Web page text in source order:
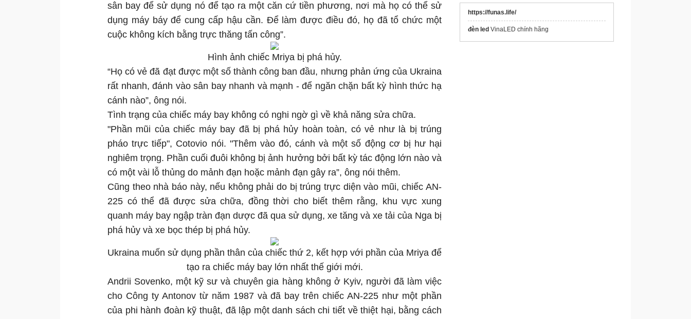
sân bay để sử dụng nó để tạo ra một căn cứ tiền phương, nơi mà họ có thể sử
dụng máy báy để cung cấp hậu cần. Để làm được điều đó, họ đã tổ chức một
cuộc không kích bằng trực thăng tấn công”.
Hình ảnh chiếc Mriya bị phá hủy.
“Họ có vẻ đã đạt được một số thành công ban đầu, nhưng phản ứng của Ukraina
rất nhanh, đánh vào sân bay nhanh và mạnh - để ngăn chặn bất kỳ hình thức hạ
cánh nào”, ông nói.
Tình trạng của chiếc máy bay không có nghi ngờ gì về khả năng sửa chữa.
"Phần mũi của chiếc máy bay đã bị phá hủy hoàn toàn, có vẻ như là bị trúng
pháo trực tiếp", Cotovio nói. "Thêm vào đó, cánh và một số động cơ bị hư hại
nghiêm trọng. Phần cuối đuôi không bị ảnh hưởng bởi bất kỳ tác động lớn nào và
có một vài lỗ thủng do mảnh đạn hoặc mảnh đạn gây ra”, ông nói thêm.
Cũng theo nhà báo này, nếu không phải do bị trúng trực diện vào mũi, chiếc AN-
225 có thể đã được sửa chữa, đồng thời cho biết thêm rằng, khu vực xung
quanh máy bay ngập tràn đạn dược đã qua sử dụng, xe tăng và xe tải của Nga bị
phá hủy và xe bọc thép bị phá hủy.
Ukraina muốn sử dụng phần thân của chiếc thứ 2, kết hợp với phần của Mriya để
tạo ra chiếc máy bay lớn nhất thế giới mới.
Andrii Sovenko, một kỹ sư và chuyên gia hàng không ở Kyiv, người đã làm việc
cho Công ty Antonov từ năm 1987 và đã bay trên chiếc AN-225 như một phần
của phi hành đoàn kỹ thuật, đã lập một danh sách chi tiết về thiệt hại, bằng cách
https://funas.life/
đèn led VinaLED chính hãng